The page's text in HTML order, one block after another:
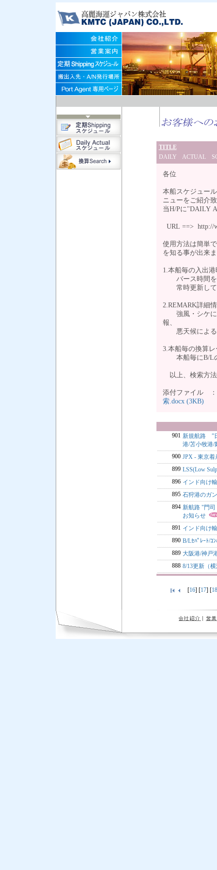
TITLE
DAILY ACTUAL
各位
本船スケジュー
ニューをご紹介
当H/Pに"DAILY
URL ==> http://
使用方法は簡単
を知る事が出来
1.本船毎の入出港
バース時間を
常時更新し
2.REMARK詳細
強風・シケに
報、
悪天候による
3.本船毎の換算レ
本船毎にB/Lの
以上、検索方
添付ファイル
索.docx (3KB)
901 新規航路 ”
港/苫小牧港/
900 JPX - 東京
899 LSS(Low
896 インド向け
895 石狩港のガ
894 新航路 "門司
お知らせ
891 インド向け
890 B/Lｾﾊﾟﾚｰﾄ/ｺ
889 大阪港/神戸
888 8/13更新（
[16] [17] [18